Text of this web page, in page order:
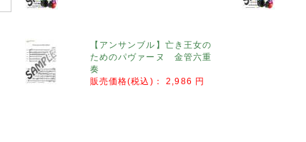
【アンサンブル】亡き王女の
ためのパヴァーヌ 金管六重
奏
販売価格(税込)：
2,986 円